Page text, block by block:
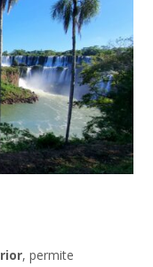
, permite